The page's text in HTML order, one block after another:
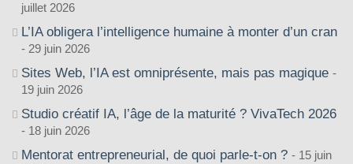
juillet 2026
L’IA obligera l’intelligence humaine à monter d’un cran
29 juin 2026
Sites Web, l’IA est omniprésente, mais pas magique
19 juin 2026
Studio créatif IA, l’âge de la maturité ? VivaTech 2026
18 juin 2026
Mentorat entrepreneurial, de quoi parle-t-on ?
15 juin